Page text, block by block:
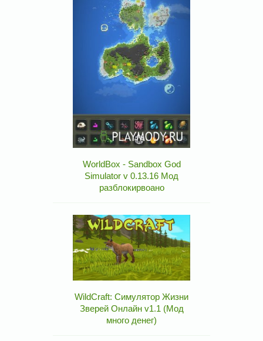
WorldBox - Sandbox God
Simulator v 0.13.16 Мод
разблокирвоано
WildCraft: Симулятор Жизни
Зверей Онлайн v1.1 (Мод
много денег)